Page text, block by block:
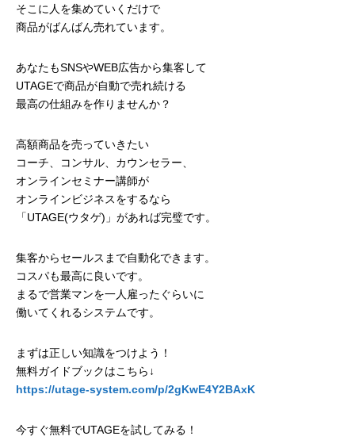
そこに人を集めていくだけで
商品がばんばん売れています。
あなたもSNSやWEB広告から集客して
UTAGEで商品が自動で売れ続ける
最高の仕組みを作りませんか？
高額商品を売っていきたい
コーチ、コンサル、カウンセラー、
オンラインセミナー講師が
オンラインビジネスをするなら
「UTAGE(ウタゲ)」があれば完璧です。
集客からセールスまで自動化できます。
コスパも最高に良いです。
まるで営業マンを一人雇ったぐらいに
働いてくれるシステムです。
まずは正しい知識をつけよう！
無料ガイドブックはこちら↓
https://utage-system.com/p/2gKwE4Y2BAxK
今すぐ無料でUTAGEを試してみる！